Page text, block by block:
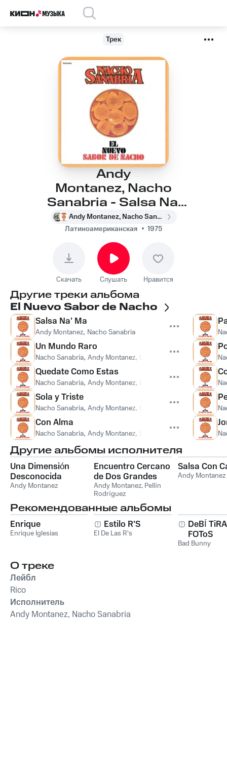
Трек
Andy
Montanez, Nacho
Sanabria - Salsa Na'
Ma
Andy Montanez, Nacho Sanabria
Латиноамериканская
1975
Скачать Слушать Нравится
Другие треки альбома
El Nuevo Sabor de Nacho
Salsa Na' Ma
Andy Montanez, Nacho Sanabria
Un Mundo Raro
Nacho Sanabria, Andy Montanez, Elliot Romero
Quedate Como Estas
Nacho Sanabria, Andy Montanez, Elliot Romero
Sola y Triste
Nacho Sanabria, Andy Montanez, Elliot Romero
Con Alma
Nacho Sanabria, Andy Montanez, Elliot Romero
Другие альбомы исполнителя
Una Dimensión
Desconocida
Andy Montanez
Encuentro Cercano
de Dos Grandes
Andy Montanez, Pellín
Rodríguez
Salsa Con
Andy Montanez
Рекомендованные альбомы
Enrique
Enrique Iglesias
Estilo R'S
El De Las R's
DeBÍ
FOToS
Bad Bunny
О треке
Лейбл
Rico
Исполнитель
Andy Montanez, Nacho Sanabria